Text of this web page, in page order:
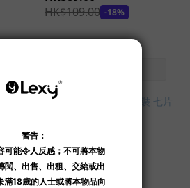
HK$109.00 -18%